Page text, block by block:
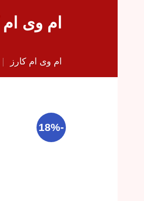
ام وی ام
ام وی ام کارز |
-18%